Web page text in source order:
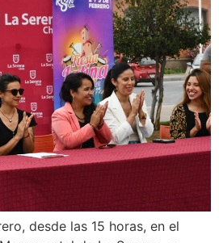
desde las 15 horas, en el